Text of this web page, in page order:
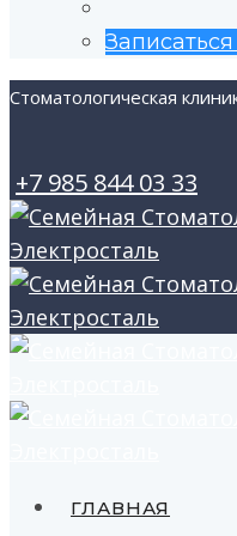
for:
Стоматологическая
+7 985 844 03 33
ГЛАВНАЯ